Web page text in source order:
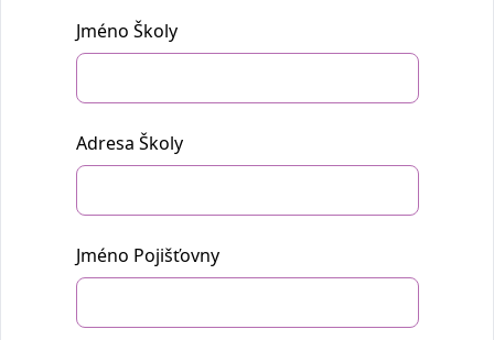
Jméno Školy
Adresa Školy
Jméno Pojišťovny